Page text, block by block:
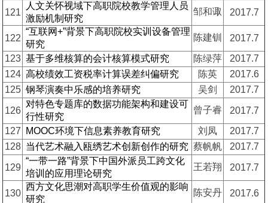
121
人文关怀视域下高职院校教学管理人员
激励机制研究
邹和诹 2017.7
122
“互联网+”背景下高职院校实训设备管理
研究
陈建钏
2017.7
123 基于多维核算的会计核算模式研究 陈绿萍
2017.7
124 高校绩效工资税率计算误差纠偏研究 陈英
2017.6
125 钢琴演奏中乐感的培养研究 吴剑 2017.7
126
对特色专题库的数据功能架构和建设可
行性研究
曾子睿
2017.7
127
MOOC环境下信息素养教育研究 刘凤
2017.7
128 当代艺术融入瓯绣艺术创新创作的研究 蔡帆帆 2017.7
129
“一带一路”背景下中国外派员工跨文化
培训的应用理论研究
王若翔 2017.7
130
西方文化思潮对高职学生价值观的影响
研究
陈安丹 2017.6